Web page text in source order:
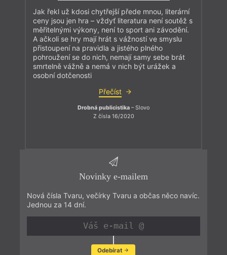
Jak řekl už kdosi chytřejší přede mnou, literární
ceny jsou jen hra – vždyť literatura není soutěž s
měřitelnými výkony, není to sport ani závodění.
A ačkoli se hry mají hrát s vážností ve smyslu
přistoupení na pravidla a jistého plného
pohroužení se do nich, nemají samy sebe brát
smrtelně vážně a nemá v nich být urážek a
osobní dotčenosti
Přečíst
Drobná publicistika – Slovo
Z čísla 16/2020
Novinky e-mailem
Nová čísla Tvaru, večírky Tvaru a občas něco navíc.
Jednou za 14 dní.
Odebírat